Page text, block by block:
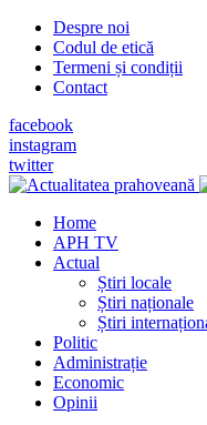
Despre noi
Codul de etică
Termeni și condiții
Contact
facebook
instagram
twitter
Home
APH TV
Actual
Știri locale
Știri naționale
Știri
Politic
Administrație
Economic
Opinii